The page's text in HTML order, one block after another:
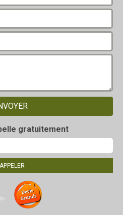
gratuitement